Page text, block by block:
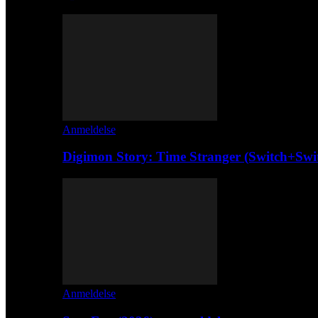
Anmeldelse
Digimon Story: Time Stranger
Anmeldelse